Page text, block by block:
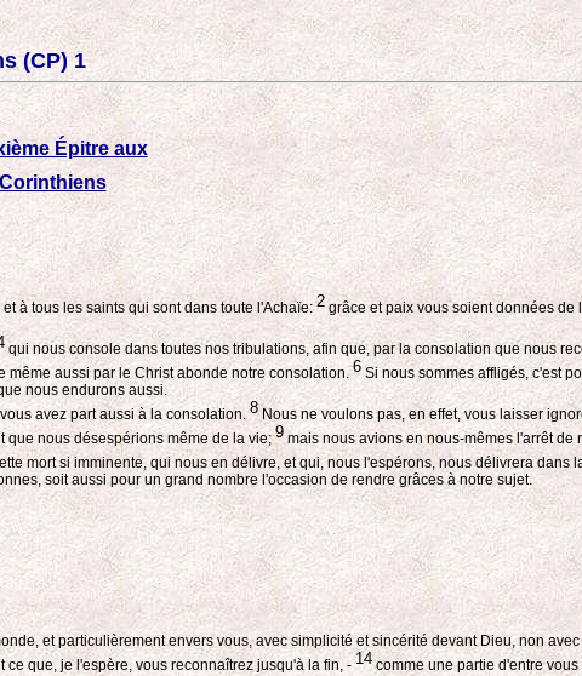
(CP) 1
Épitre aux
à tous les saints qui sont dans toute l'Achaïe:2grâce et paix vous soient données de
qui nous console dans toutes nos tribulations, afin que, par la consolation que nous
même aussi par le Christ abonde notre consolation.6Si nous sommes affligés, c'est
nous endurons aussi.
avez part aussi à la consolation. 8Nous ne voulons pas, en effet, vous laisser
que nous désespérions même de la vie;9mais nous avions en nous-mêmes l'arrêt de
mort si imminente, qui nous en délivre, et qui, nous l'espérons, nous délivrera dans
soit aussi pour un grand nombre l'occasion de rendre grâces à notre sujet.
et particulièrement envers vous, avec simplicité et sincérité devant Dieu, non
que, je l'espère, vous reconnaîtrez jusqu'à la fin, -14comme une partie d'entre